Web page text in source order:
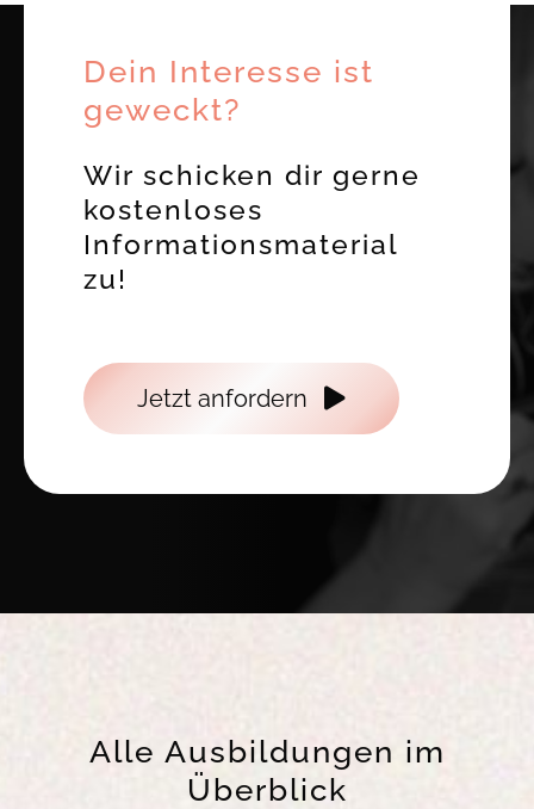
Dein Interesse ist
geweckt?
Wir schicken dir gerne
kostenloses
Informationsmaterial
zu!
Jetzt anfordern
Alle Ausbildungen im
Überblick